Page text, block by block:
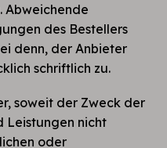
Abweichende
des Bestellers
denn, der Anbieter
schriftlich zu.
soweit der Zweck der
Leistungen nicht
oder